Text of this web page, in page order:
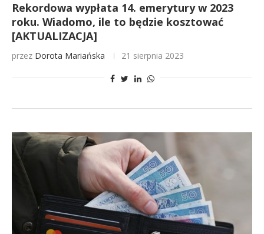
Rekordowa wypłata 14. emerytury w 2023
roku. Wiadomo, ile to będzie kosztować
[AKTUALIZACJA]
przez Dorota Mariańska 21 sierpnia 2023